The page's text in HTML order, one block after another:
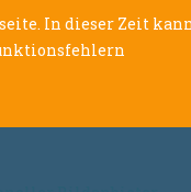
In dieser Zeit